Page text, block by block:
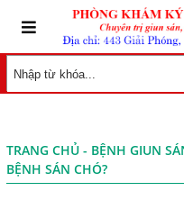
TRANG CHỦ- BỆNH GIUN
BỆNH SÁN CHÓ?